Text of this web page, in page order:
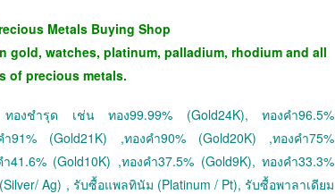
Metals Buying Shop
gold, watches, platinum, palladium, rhodium and all
of precious metals.
ทองชำรุด เช่น ทอง99.99% (Gold24K), ทองคำ96.5%
ำ91% (Gold21K) ,ทองคำ90% (Gold20K) ,ทองคำ75%
41.6% (Gold10K) ,ทองคำ37.5% (Gold9K), ทองคำ33.3%
Ag) , รับซื้อแพลทินัม (Platinum / Pt), รับซื้อพาลาเดียม